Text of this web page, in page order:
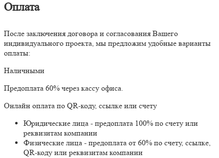
Оплата
После заключения договора и согласования Вашего
индивидуального проекта, мы предложим удобные варианты
оплаты:
Наличными
Предоплата 60% через кассу офиса.
Онлайн оплата по QR-коду, ссылке или счету
Юридические лица - предоплата 100% по счету или
реквизитам компании
Физические лица - предоплата от 60% по счету, ссылке,
QR-коду или реквизитам компании